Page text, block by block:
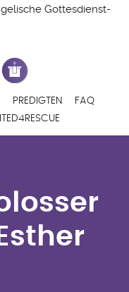
Gottesdienst-
PREDIGTEN
FAQ